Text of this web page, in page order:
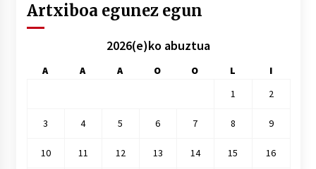
Artxiboa egunez egun
2026(e)ko abuztua
A A A O O L
I
1
2
3 4 5 6 7 8 9
10 11 12 13 14 15 16